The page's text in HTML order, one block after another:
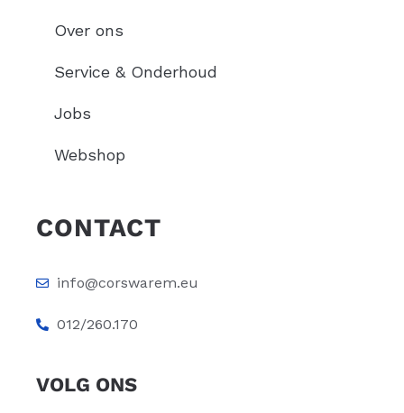
Over ons
Service & Onderhoud
Jobs
Webshop
CONTACT
info@corswarem.eu
012/260.170
VOLG ONS